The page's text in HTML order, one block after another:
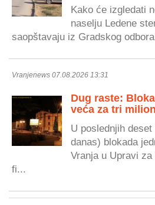
Kako će izgledati
naselju Ledene
saopštavaju iz Gradskog
Vranjenews 07.08.2026 13:31
Dug raste:
veća za tri
U poslednjih
danas) blokada
Vranja u Upravi
fi...